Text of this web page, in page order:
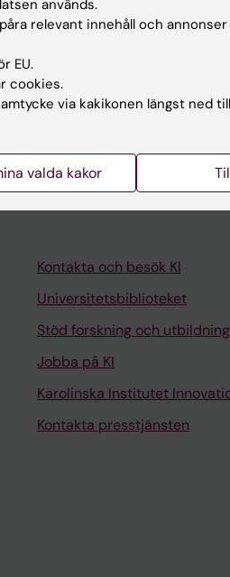
06-01 - 2023-06-31)
träning) inom
1" (2015-2017)
inom Kadidatprogrammet i
Kontakta och besök KI
Universitetsbiblioteket
Stöd forskning och utbildning
Jobba på KI
Karolinska Institutet
Kontakta presstjänsten
används.
relevant innehåll och
EU.
cookies.
via kakikonen längst ned
valda kakor